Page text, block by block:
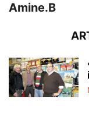
Amine.B